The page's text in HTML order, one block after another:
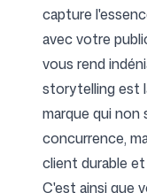
capture
avec votre
vous rend
storytelling est
marque qui non
concurrence,
client durable
C'est ainsi que